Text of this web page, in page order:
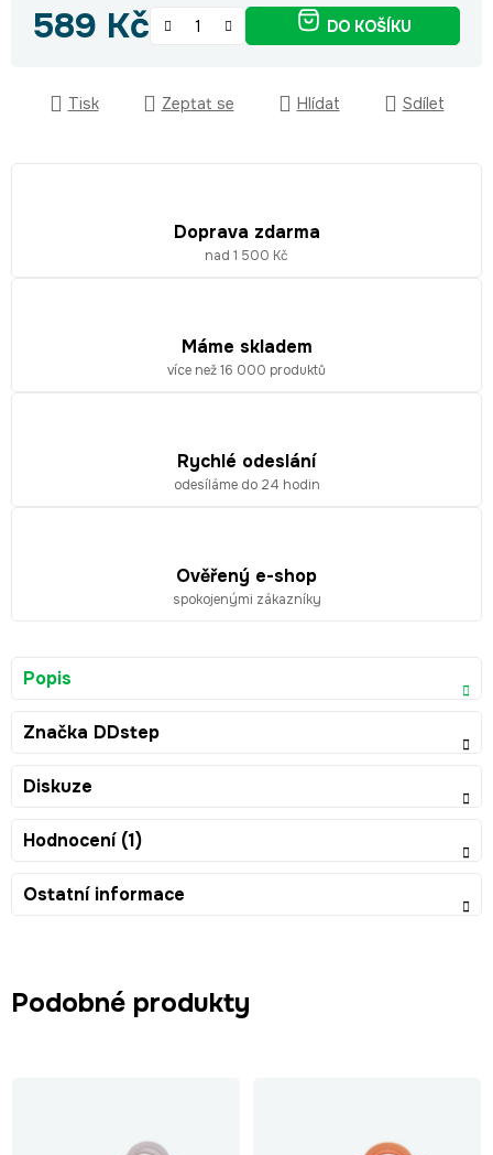
589 Kč DO KOŠÍKU
Tisk Zeptat se Hlídat Sdílet
Doprava zdarma
nad 1 500 Kč
Máme skladem
více než 16 000 produktů
Rychlé odeslání
odesíláme do 24 hodin
Ověřený e-shop
spokojenými zákazníky
Popis
Značka DDstep
Diskuze
Hodnocení (1)
Ostatní informace
Podobné produkty